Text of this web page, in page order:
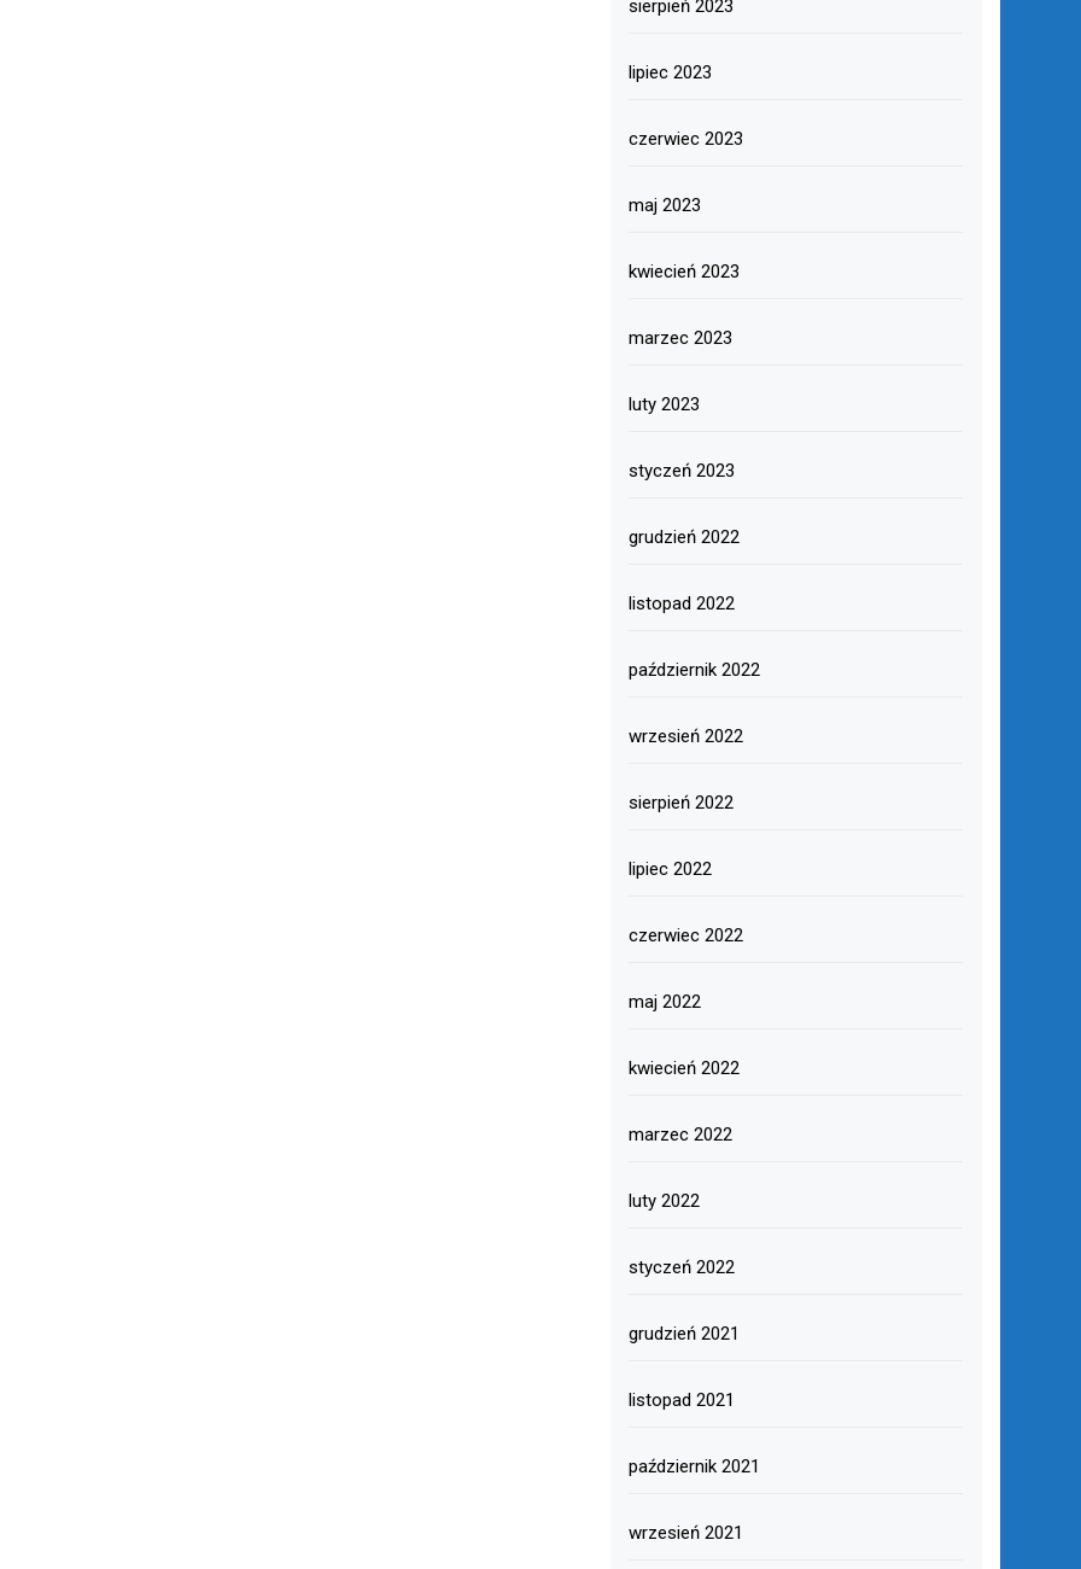
sierpień 2023
lipiec 2023
czerwiec 2023
maj 2023
kwiecień 2023
marzec 2023
luty 2023
styczeń 2023
grudzień 2022
listopad 2022
październik 2022
wrzesień 2022
sierpień 2022
lipiec 2022
czerwiec 2022
maj 2022
kwiecień 2022
marzec 2022
luty 2022
styczeń 2022
grudzień 2021
listopad 2021
październik 2021
wrzesień 2021